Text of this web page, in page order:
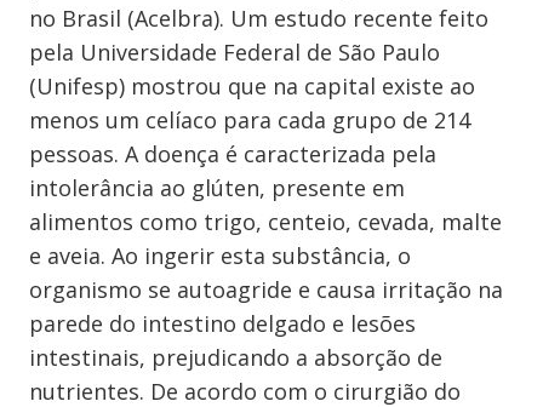
no Brasil (Acelbra). Um estudo recente feito
pela Universidade Federal de São Paulo
(Unifesp) mostrou que na capital existe ao
menos um celíaco para cada grupo de 214
pessoas. A doença é caracterizada pela
intolerância ao glúten, presente em
alimentos como trigo, centeio, cevada, malte
e aveia. Ao ingerir esta substância, o
organismo se autoagride e causa irritação na
parede do intestino delgado e lesões
intestinais, prejudicando a absorção de
nutrientes. De acordo com o cirurgião do